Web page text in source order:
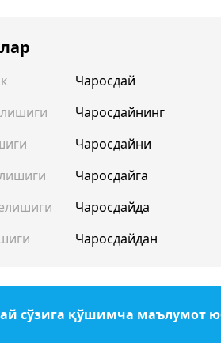
Чаросдай
Чаросдайнинг
Чаросдайни
Чаросдайга
Чаросдайда
Чаросдайдан
сўзига қўшимча маълумот